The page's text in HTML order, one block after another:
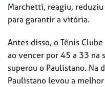
Marchetti, reagiu,
para garantir a vitória.
Antes disso, o Tênis
ao vencer por 45 a 33 na
superou o Paulistano. Na
Paulistano levou a